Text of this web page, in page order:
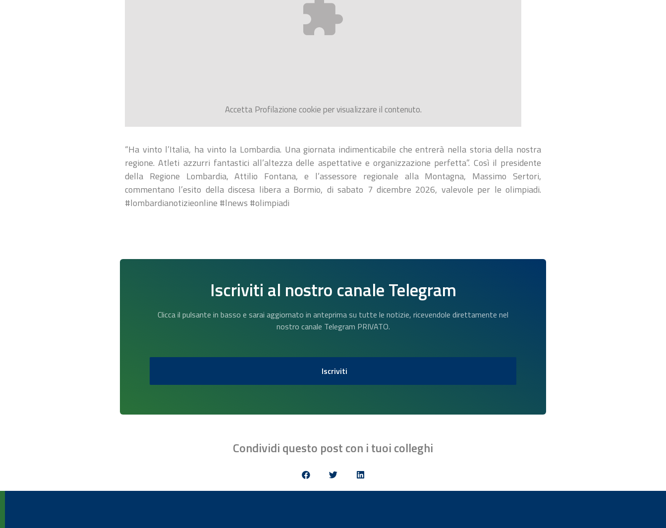
AccettaProfilazionecookie per visualizzare il contenuto.
“Ha vinto l’Italia, ha vinto la Lombardia. Una giornata indimenticabile che entrerà nella storia della nostra
regione. Atleti azzurri fantastici all’altezza delle aspettative e organizzazione perfetta”. Così il presidente
della Regione Lombardia, Attilio Fontana, e l’assessore regionale alla Montagna, Massimo Sertori,
commentano l’esito della discesa libera a Bormio, di sabato 7 dicembre 2026, valevole per le olimpiadi.
#lombardianotizieonline #lnews #olimpiadi
Iscriviti al nostro canale Telegram
Clicca il pulsante in basso e sarai aggiornato in anteprima su tutte le notizie, ricevendole direttamente nel
nostro canale Telegram PRIVATO.
Iscriviti
Condividi questo post con i tuoi colleghi